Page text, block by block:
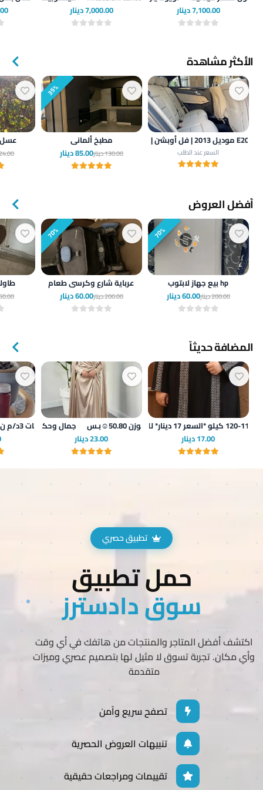
7,100.00 دينار 7,000.00 دينار
الأكثر مشاهدة
السعر عند الطلب
35%
مطبخ ألماني
130.00 دينار 85.00 دينار 24.00
أفضل العروض
70%
بيع جهاز لابتوب hp
200.00 دينار 60.00 دينار
70%
عرباية شارع وكرسي طعام
200.00 دينار 60.00 دينار 50.00
المضافة حديثاً
17.00 دينار 23.00 دينار
تطبيق حصري
حمل تطبيق
سوق دادسترز
اكتشف أفضل المتاجر والمنتجات من هاتفك في أي وقت
وأي مكان. تجربة تسوق لا مثيل لها بتصميم عصري وميزات
متقدمة
تصفح سريع وآمن
تنبيهات العروض الحصرية
تقييمات ومراجعات حقيقية